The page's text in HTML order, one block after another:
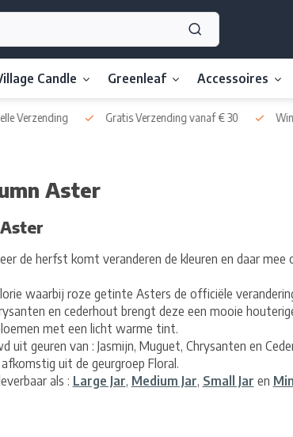
Candle Greenleaf Accessoires
Verzending Gratis Verzending vanaf € 30
Aster
de herfst komt veranderen de kleuren en daar
waarbij roze getinte Asters de officiële
en cederhout brengt deze een mooie
met een licht warme tint.
uit geuren van : Jasmijn, Muguet, Chrysanten en
uit de geurgroep Floral.
als : Large Jar, Medium Jar, Small Jar en